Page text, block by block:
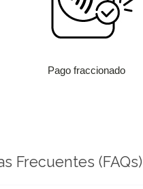
Pago fraccionado
Frecuentes (FAQs)